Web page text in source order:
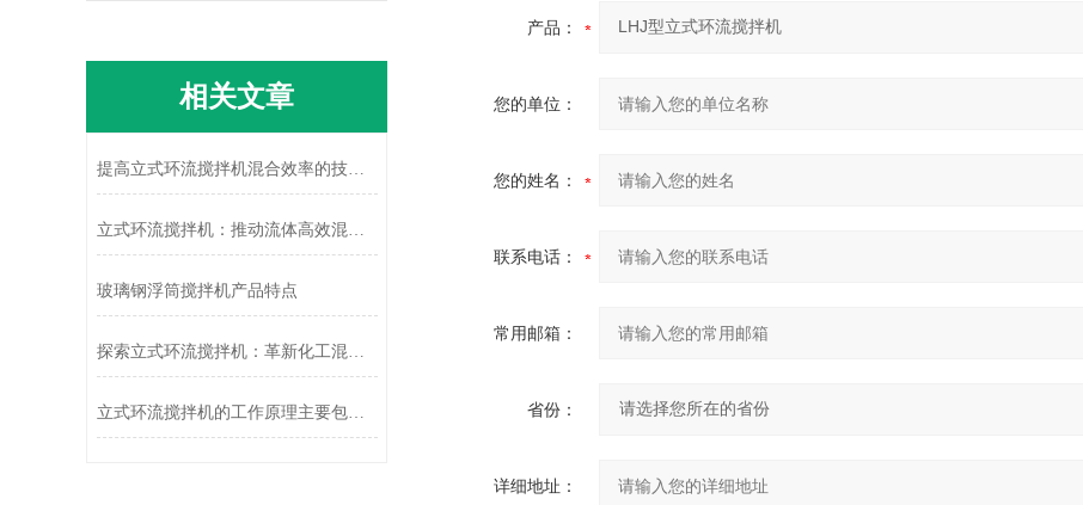
产品：
您的单位：
您的姓名：
联系电话：
常用邮箱：
省份：
详细地址：
相关文章
提高立式环流搅拌机混合效率的技术改进
立式环流搅拌机：推动流体高效混合的“动力引擎”
玻璃钢浮筒搅拌机产品特点
探索立式环流搅拌机：革新化工混合工艺
立式环流搅拌机的工作原理主要包括以下几个步骤